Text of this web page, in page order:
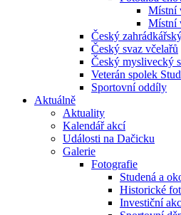
Místní
Místní
Český
Český svaz včelařů
Český myslivecký
Veterán spolek
Sportovní oddíly
Aktuálně
Aktuality
Kalendář akcí
Události na Dačicku
Galerie
Fotografie
Studená a
Historické
Investiční